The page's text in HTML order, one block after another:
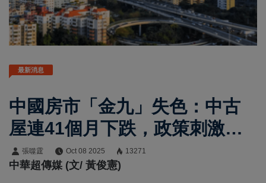
最新消息
中國房市「金九」失色：中古
屋連41個月下跌，政策刺激仍
待觀察
張噬霆 Oct 08 2025 13271
中華超傳媒 (文/ 黃俊憲)